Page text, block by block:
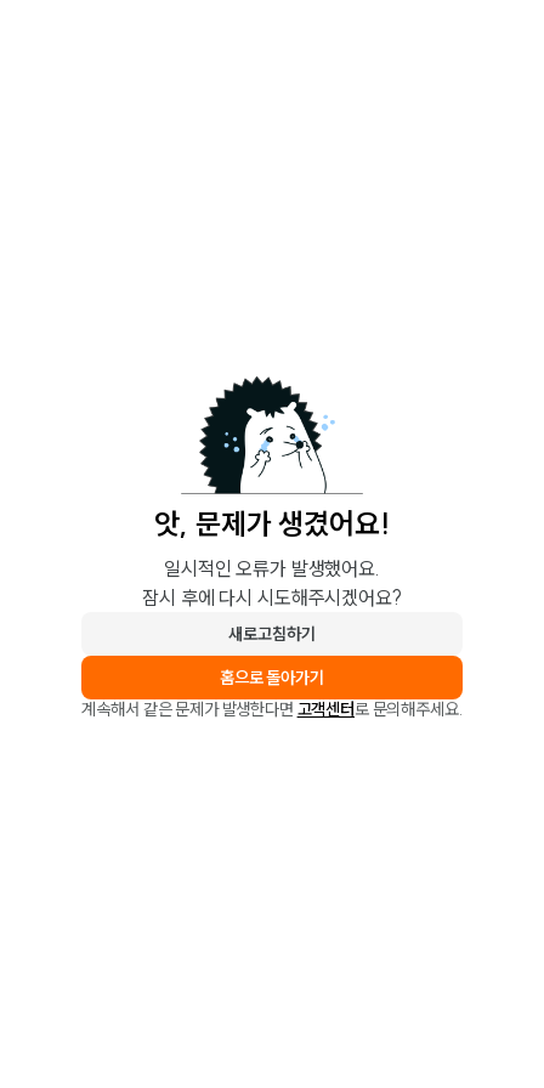
앗, 문제가 생겼어요!
일시적인 오류가 발생했어요.
잠시 후에 다시 시도해주시겠어요?
새로고침하기
홈으로 돌아가기
계속해서 같은 문제가 발생한다면 고객센터로 문의해주세요.